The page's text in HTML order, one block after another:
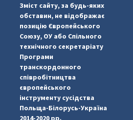
#PipIvanToday
Зміст сайту, за будь-яких
обставин, не відображає
позицію Європейського
Союзу, ОУ або Спільного
технічного секретаріату
Програми
транскордонного
співробітництва
європейського
інструменту сусідства
Польща-Білорусь-Україна
2014-2020 рр.